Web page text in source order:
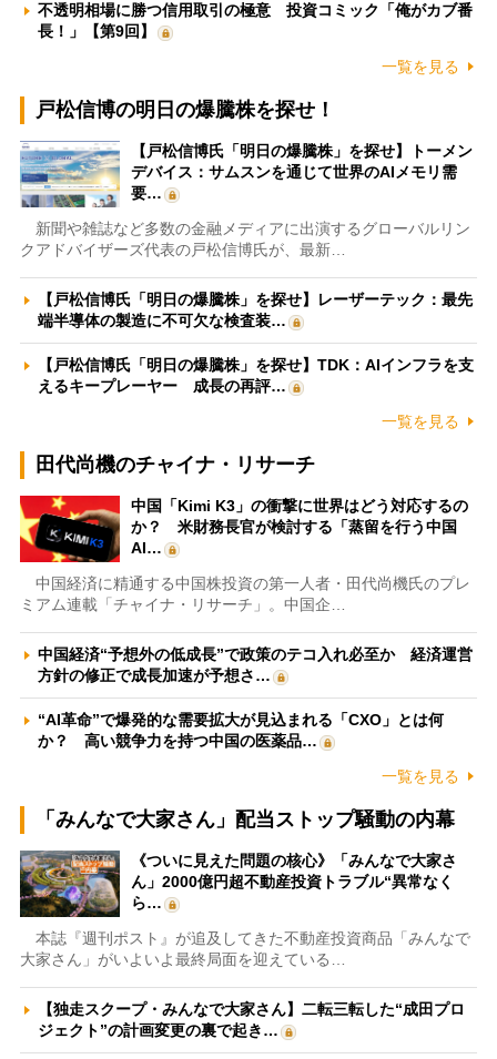
不透明相場に勝つ信用取引の極意 投資コミック「俺がカブ番
長！」【第9回】
一覧を見る
戸松信博の明日の爆騰株を探せ！
【戸松信博氏「明日の爆騰株」を探せ】トーメン
デバイス：サムスンを通じて世界のAIメモリ需
要…
新聞や雑誌など多数の金融メディアに出演するグローバルリン
クアドバイザーズ代表の戸松信博氏が、最新…
【戸松信博氏「明日の爆騰株」を探せ】レーザーテック：最先
端半導体の製造に不可欠な検査装…
【戸松信博氏「明日の爆騰株」を探せ】TDK：AIインフラを支
えるキープレーヤー 成長の再評…
一覧を見る
田代尚機のチャイナ・リサーチ
中国「Kimi K3」の衝撃に世界はどう対応するの
か？ 米財務長官が検討する「蒸留を行う中国
AI…
中国経済に精通する中国株投資の第一人者・田代尚機氏のプレ
ミアム連載「チャイナ・リサーチ」。中国企…
中国経済“予想外の低成長”で政策のテコ入れ必至か 経済運営
方針の修正で成長加速が予想さ…
“AI革命”で爆発的な需要拡大が見込まれる「CXO」とは何
か？ 高い競争力を持つ中国の医薬品…
一覧を見る
「みんなで大家さん」配当ストップ騒動の内幕
《ついに見えた問題の核心》「みんなで大家さ
ん」2000億円超不動産投資トラブル“異常なく
ら…
本誌『週刊ポスト』が追及してきた不動産投資商品「みんなで
大家さん」がいよいよ最終局面を迎えている…
【独走スクープ・みんなで大家さん】二転三転した“成田プロ
ジェクト”の計画変更の裏で起き…